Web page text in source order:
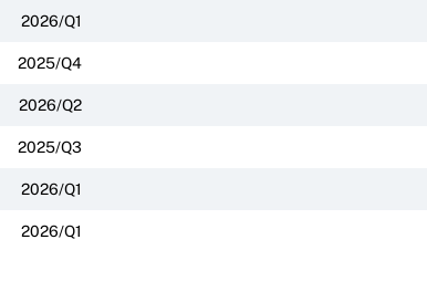
2026/Q1
2025/Q4
2026/Q2
2025/Q3
2026/Q1
2026/Q1